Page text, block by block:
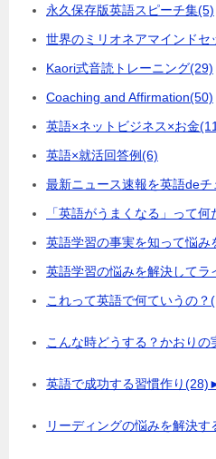
永久保存版英語スピーチ集(5)
世界のミリオネアマインドセ
Kaori式音読トレーニング(29)
Coaching and Affirmation(50)
英語×ネットビジネス×お金
英語×就活回答例(6)
最新ニュース速報を英語deチ
「英語がうまくなる」って何
英語学習の事実を知って悩み
英語学習の悩みを解決してラ
これって英語で何ていうの？
こんな時どうする？かおりの
英語で成功する習慣作り(28)
リーディングの悩みを解決す